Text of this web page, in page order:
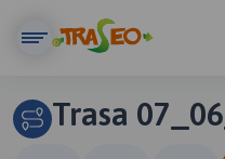
Trasa